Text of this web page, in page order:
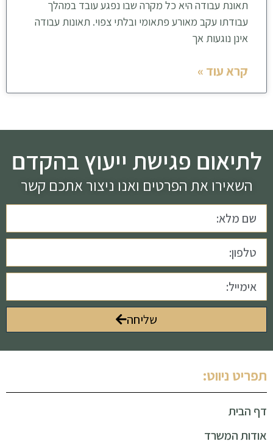
תאונת עבודה היא כל מקרה שבו נפגע עובד במהלך
עבודתו עקב מאורע פתאומי ובלתי צפוי. תאונות עבודה
אינן נוגעות אך
קרא עוד »
לתיאום פגישת ייעוץ בהקדם
השאירו את הפרטים ואנו ניצור אתכם קשר
שליחה
תפריט ניווט:
דף הבית
אודות המשרד